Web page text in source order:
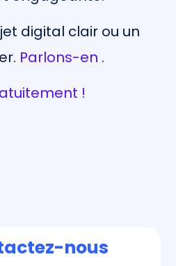
digital clair ou un
Parlons-en .
!
nous